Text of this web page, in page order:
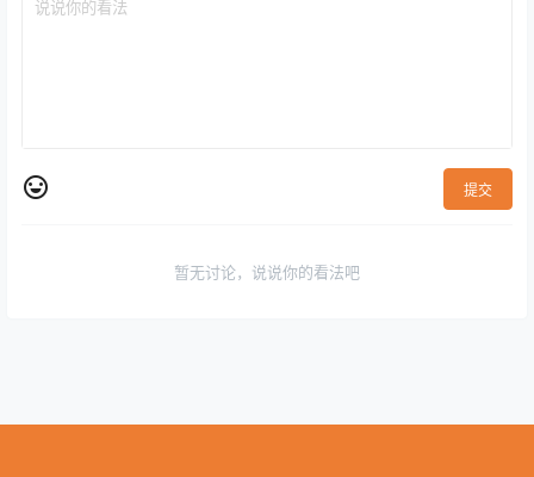
提交
暂无讨论，说说你的看法吧